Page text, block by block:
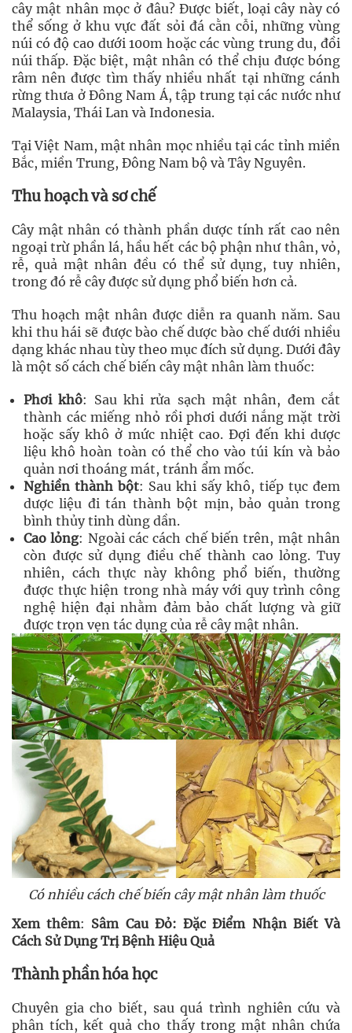
cây mật nhân mọc ở đâu? Được biết, loại cây này có
thể sống ở khu vực đất sỏi đá cằn cỗi, những vùng
núi có độ cao dưới 100m hoặc các vùng trung du, đồi
núi thấp. Đặc biệt, mật nhân có thể chịu được bóng
râm nên được tìm thấy nhiều nhất tại những cánh
rừng thưa ở Đông Nam Á, tập trung tại các nước như
Malaysia, Thái Lan và Indonesia.
Tại Việt Nam, mật nhân mọc nhiều tại các tỉnh miền
Bắc, miền Trung, Đông Nam bộ và Tây Nguyên.
Thu hoạch và sơ chế
Cây mật nhân có thành phần dược tính rất cao nên
ngoại trừ phần lá, hầu hết các bộ phận như thân, vỏ,
rễ, quả mật nhân đều có thể sử dụng, tuy nhiên,
trong đó rễ cây được sử dụng phổ biến hơn cả.
Thu hoạch mật nhân được diễn ra quanh năm. Sau
khi thu hái sẽ được bào chế dược bào chế dưới nhiều
dạng khác nhau tùy theo mục đích sử dụng. Dưới đây
là một số cách chế biến cây mật nhân làm thuốc:
Phơi khô: Sau khi rửa sạch mật nhân, đem cắt
thành các miếng nhỏ rồi phơi dưới nắng mặt trời
hoặc sấy khô ở mức nhiệt cao. Đợi đến khi dược
liệu khô hoàn toàn có thể cho vào túi kín và bảo
quản nơi thoáng mát, tránh ẩm mốc.
Nghiền thành bột: Sau khi sấy khô, tiếp tục đem
dược liệu đi tán thành bột mịn, bảo quản trong
bình thủy tinh dùng dần.
Cao lỏng: Ngoài các cách chế biến trên, mật nhân
còn được sử dụng điều chế thành cao lỏng. Tuy
nhiên, cách thực này không phổ biến, thường
được thực hiện trong nhà máy với quy trình công
nghệ hiện đại nhằm đảm bảo chất lượng và giữ
được trọn vẹn tác dụng của rễ cây mật nhân.
Có nhiều cách chế biến cây mật nhân làm thuốc
Xem thêm: Sâm Cau Đỏ: Đặc Điểm Nhận Biết Và
Cách Sử Dụng Trị Bệnh Hiệu Quả
Thành phần hóa học
Chuyên gia cho biết, sau quá trình nghiên cứu và
phân tích, kết quả cho thấy trong mật nhân chứa